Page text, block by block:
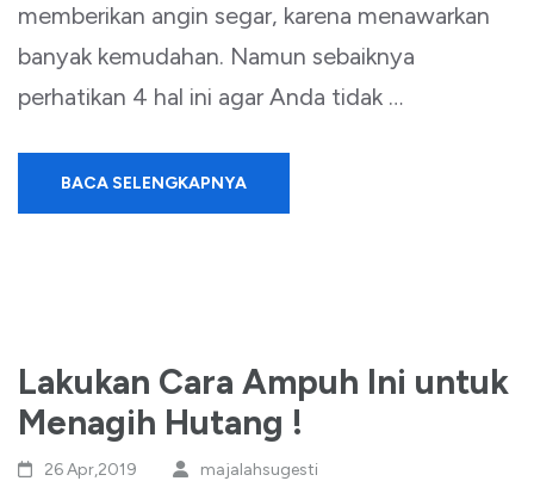
memberikan angin segar, karena menawarkan
banyak kemudahan. Namun sebaiknya
perhatikan 4 hal ini agar Anda tidak …
BACA SELENGKAPNYA
Lakukan Cara Ampuh Ini untuk
Menagih Hutang !
26 Apr,2019 majalahsugesti